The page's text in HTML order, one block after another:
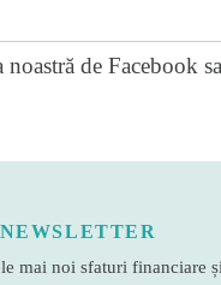
noastră de Facebook
mai noi sfaturi financiare